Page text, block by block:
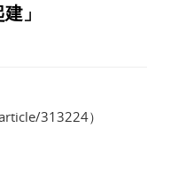
」
313224）